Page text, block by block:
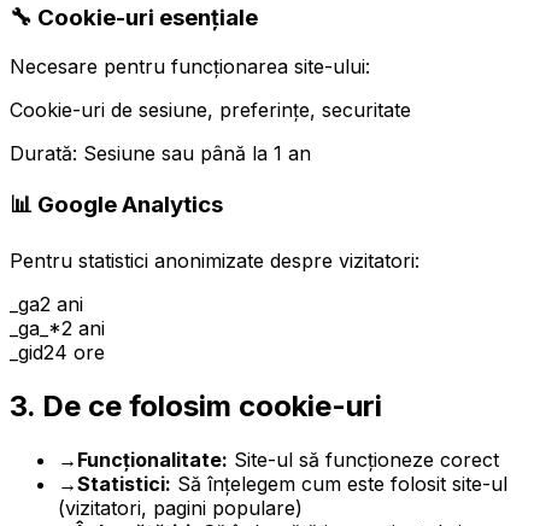
🔧 Cookie-uri esențiale
Necesare pentru funcționarea site-ului:
Cookie-uri de sesiune, preferințe, securitate
Durată: Sesiune sau până la 1 an
📊 Google Analytics
Pentru statistici anonimizate despre vizitatori:
_ga2 ani
_ga_*2 ani
_gid24 ore
3. De ce folosim cookie-uri
→ Funcționalitate: Site-ul să funcționeze corect
→Statistici: Să înțelegem cum este folosit site-ul
(vizitatori, pagini populare)